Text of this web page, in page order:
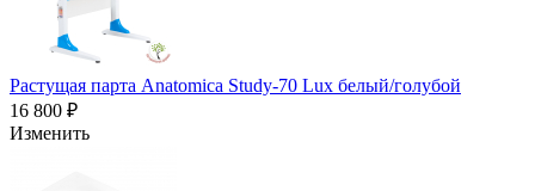
Растущая парта Anatomica Study-70 Lux белый/голубой
16 800 ₽
Изменить